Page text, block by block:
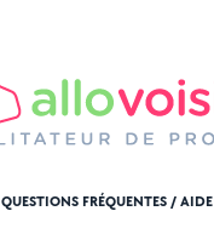
QUESTIONS FRÉQUENTES / AIDE